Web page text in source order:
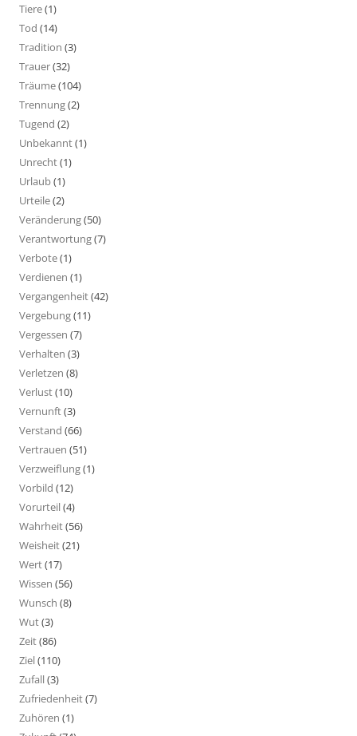
Tiere(1)
Tod (14)
Tradition (3)
Trauer(32)
Träume(104)
Trennung(2)
Tugend (2)
Unbekannt(1)
Unrecht(1)
Urlaub(1)
Urteile(2)
Veränderung(50)
Verantwortung(7)
Verbote(1)
Verdienen (1)
Vergangenheit(42)
Vergebung(11)
Vergessen (7)
Verhalten (3)
Verletzen (8)
Verlust(10)
Vernunft(3)
Verstand (66)
Vertrauen (51)
Verzweiflung(1)
Vorbild (12)
Vorurteil(4)
Wahrheit(56)
Weisheit(21)
Wert(17)
Wissen (56)
Wunsch (8)
Wut(3)
Zeit(86)
Ziel(110)
Zufall(3)
Zufriedenheit(7)
Zuhören (1)